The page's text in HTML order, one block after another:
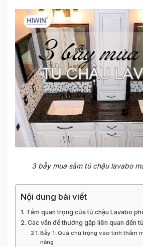
3 bẫy mua sắm tủ chậu lavabo
Nội dung bài viết
Tầm quan trọng của tủ chậu Lavabo
Các vấn đề thường gặp liên quan đến
Bẫy 1: Quá chú trọng vào tính thẩm
năng